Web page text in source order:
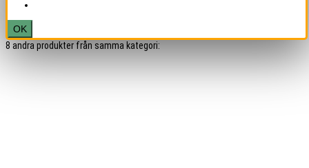
OK
8 andra produkter från samma kategori: